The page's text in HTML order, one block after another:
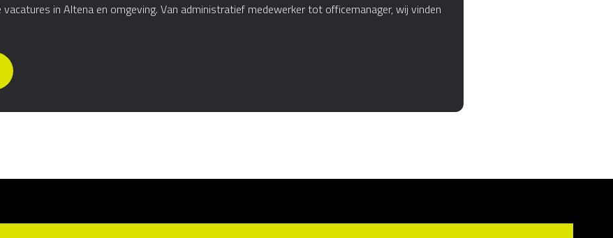
in Altena en omgeving. Van administratief medewerker tot officemanager, wij vinden